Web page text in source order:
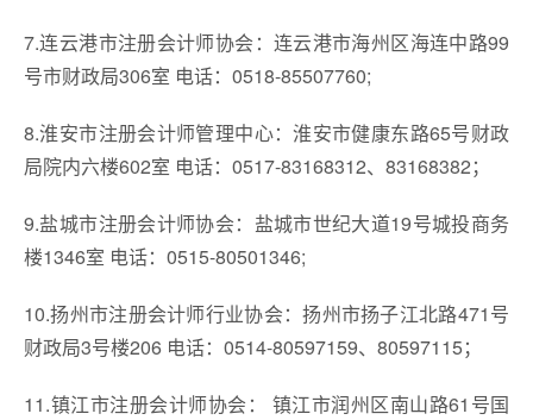
7.连云港市注册会计师协会：连云港市海州区海连中路99
号市财政局306室 电话：0518-85507760;
8.淮安市注册会计师管理中心：淮安市健康东路65号财政
局院内六楼602室 电话：0517-83168312、83168382；
9.盐城市注册会计师协会：盐城市世纪大道19号城投商务
楼1346室 电话：0515-80501346;
10.扬州市注册会计师行业协会：扬州市扬子江北路471号
财政局3号楼206 电话：0514-80597159、80597115；
11.镇江市注册会计师协会： 镇江市润州区南山路61号国